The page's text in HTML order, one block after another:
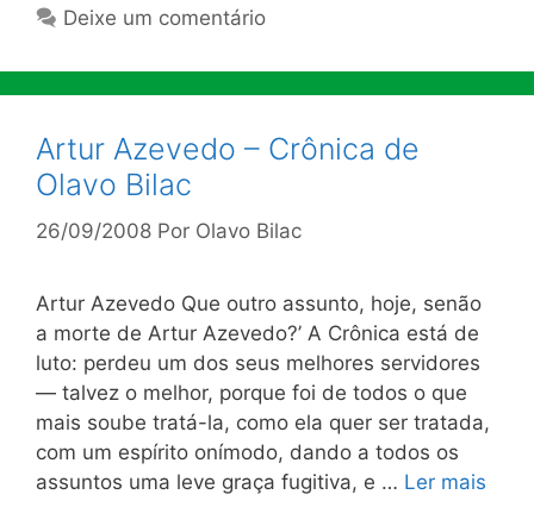
Deixe um comentário
Artur Azevedo – Crônica de
Olavo Bilac
26/09/2008 Por Olavo Bilac
Artur Azevedo Que outro assunto, hoje, senão
a morte de Artur Aze­vedo?’ A Crônica está de
luto: perdeu um dos seus melhores servidores
— talvez o melhor, porque foi de todos o que
mais soube tratá-la, como ela quer ser tratada,
com um espírito onímodo, dando a todos os
assuntos uma leve graça fugitiva, e … Ler mais